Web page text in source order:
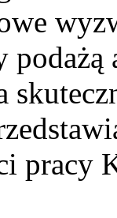
pracy